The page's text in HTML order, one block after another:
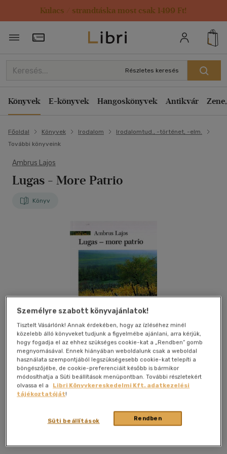
Kulacs / strandtáska most csak 1499 Ft!
Törzsvásárlói Kártya adatai
Részletes keresés
Könyvek E-könyvek Hangoskönyvek Antikvár
Főoldal Könyvek Irodalom
Irodalomtud., -történet, -elm.
További könyveink
Ambrus Lajos
Lugas - More Patrio
Könyv
Kívánságlistához adom
Személyre szabott könyvajánlatok!
Tisztelt Vásárlónk! Annak érdekében, hogy az ízléséhez minél
közelebb álló könyveket tudjunk a figyelmébe ajánlani, arra kérjük,
hogy fogadja el az ehhez szükséges cookie-kat a „Rendben” gomb
megnyomásával. Ennek hiányában weboldalunk csak a weboldal
használata szempontjából legszükségesebb cookie-kat telepíti a
böngészőjébe, de cookie-preferenciáit később is bármikor
módosíthatja a Süti beállítások menüpontban. További részletekért
olvassa el a
Libri Könyvkereskedelmi Kft. adatkezelési
tájékoztatóját!
Rendben
Süti beállítások